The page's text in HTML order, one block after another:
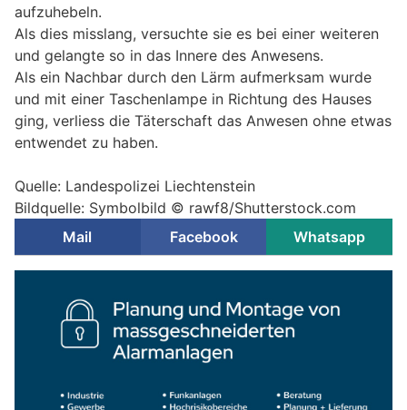
aufzuhebeln.
Als dies misslang, versuchte sie es bei einer weiteren
und gelangte so in das Innere des Anwesens.
Als ein Nachbar durch den Lärm aufmerksam wurde
und mit einer Taschenlampe in Richtung des Hauses
ging, verliess die Täterschaft das Anwesen ohne etwas
entwendet zu haben.
Quelle: Landespolizei Liechtenstein
Bildquelle: Symbolbild © rawf8/Shutterstock.com
Mail
Facebook Whatsapp